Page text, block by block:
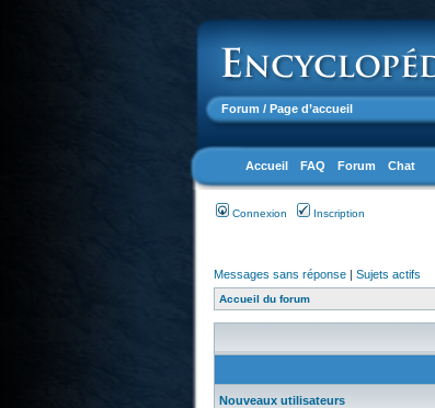
Forum / Page d’accueil
Accueil FAQ Forum Chat
Connexion Inscription
Messages sans réponse| Sujets actifs
Accueil du forum
Nouveaux utilisateurs